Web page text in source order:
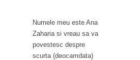
Numele meu este Ana
Zaharia si vreau sa va
povestesc despre
scurta (deocamdata)